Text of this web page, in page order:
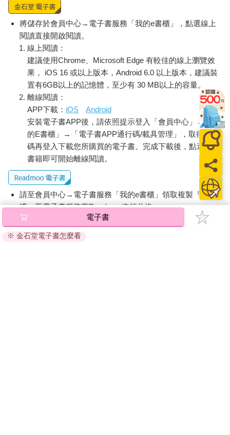
將儲存於會員中心→電子書服務「我的e書櫃」，點選線上
閱讀直接開啟閱讀。
線上閱讀：
建議使用Chrome、Microsoft Edge 有較佳的線上瀏覽效
果， iOS 16 或以上版本，Android 6.0 以上版本，建議裝
置有6GB以上的記憶體，至少有 30 MB以上的容量。
離線閱讀：
APP下載： iOS
Android
安裝電子書APP後，請依照提示登入「會員中心」→「我
的E書櫃」→「電子書APP通行碼/載具管理」，取得通行
碼再登入下載您所購買的電子書。完成下載後，點選任一
書籍即可開始離線閱讀。
請至會員中心→電子書服務「我的e書櫃」領取複製『兌換
碼』至電子書服務商Readmoo進行兌換。
退換貨須知：
因版權保護，您在金石堂所購買的電子書僅能以金石堂專屬
電子書
※ 金石堂電子書怎麼看